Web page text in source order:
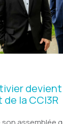
la CCI3R